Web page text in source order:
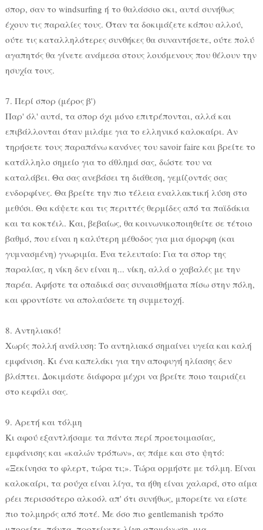
σπορ, σαν το windsurfing ή το θαλάσσιο σκι, αυτά συνήθως
έχουν τις παραλίες τους. Όταν τα δοκιμάζετε κάπου αλλού,
ούτε τις καταλληλότερες συνθήκες θα συναντήσετε, ούτε πολύ
αγαπητός θα γίνετε ανάμεσα στους λουόμενους που θέλουν την
ησυχία τους.
7. Περί σπορ (μέρος β')
Παρ' όλ' αυτά, τα σπορ όχι μόνο επιτρέπονται, αλλά και
επιβάλλονται όταν μιλάμε για το ελληνικό καλοκαίρι. Αν
τηρήσετε τους παραπάνω κανόνες του savoir faire και βρείτε το
κατάλληλο σημείο για το άθλημά σας, δώστε του να
καταλάβει. Θα σας ανεβάσει τη διάθεση, γεμίζοντάς σας
ενδορφίνες. Θα βρείτε την πιο τέλεια εναλλακτική λύση στο
μεθύσι. Θα κάψετε και τις περιττές θερμίδες από τα παϊδάκια
και τα κοκτέιλ. Και, βεβαίως, θα κοινωνικοποιηθείτε σε τέτοιο
βαθμό, που είναι η καλύτερη μέθοδος για μια όμορφη (και
γυμνασμένη) γνωριμία. Ένα τελευταίο: Για τα σπορ της
παραλίας, η νίκη δεν είναι η... νίκη, αλλά ο χαβαλές με την
παρέα. Αφήστε τα οπαδικά σας συναισθήματα πίσω στην πόλη,
και φροντίστε να απολαύσετε τη συμμετοχή.
8. Αντηλιακό!
Χωρίς πολλή ανάλυση: Το αντηλιακό σημαίνει υγεία και καλή
εμφάνιση. Κι ένα καπελάκι για την αποφυγή ηλίασης δεν
βλάπτει. Δοκιμάστε διάφορα μέχρι να βρείτε ποιο ταιριάζει
στο κεφάλι σας.
9. Αρετή και τόλμη
Κι αφού εξαντλήσαμε τα πάντα περί προετοιμασίας,
εμφάνισης και «καλών τρόπων», ας πάμε και στο ψητό:
«Ξεκίνησα το φλερτ, τώρα τι;». Τώρα ορμήστε με τόλμη. Είναι
καλοκαίρι, τα ρούχα είναι λίγα, τα ήθη είναι χαλαρά, στο αίμα
ρέει περισσότερο αλκοόλ απ' ότι συνήθως, μπορείτε να είστε
πιο τολμηρός από ποτέ. Με όσο πιο gentlemanish τρόπο